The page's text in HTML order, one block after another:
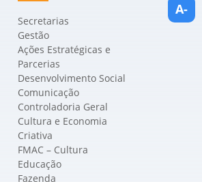
Secretarias
Gestão
Ações Estratégicas e
Parcerias
Desenvolvimento Social
Comunicação
Controladoria Geral
Cultura e Economia
Criativa
FMAC – Cultura
Educação
Fazenda
A-